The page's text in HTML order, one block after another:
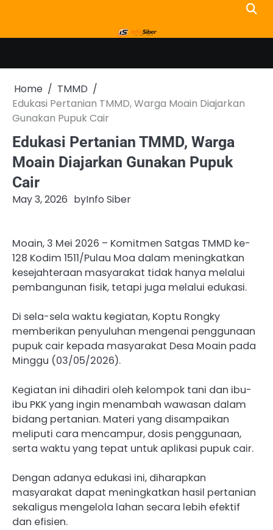
content
Home
TMMD
Edukasi Pertanian TMMD, Warga Moain Diajarkan
Gunakan Pupuk Cair
Edukasi Pertanian TMMD, Warga
Moain Diajarkan Gunakan Pupuk
Cair
May 3, 2026 byInfo Siber
Moain, 3 Mei 2026 – Komitmen Satgas TMMD ke-
128 Kodim 1511/Pulau Moa dalam meningkatkan
kesejahteraan masyarakat tidak hanya melalui
pembangunan fisik, tetapi juga melalui edukasi.
Di sela-sela waktu kegiatan, Koptu Rongky
memberikan penyuluhan mengenai penggunaan
pupuk cair kepada masyarakat Desa Moain pada
Minggu (03/05/2026).
Kegiatan ini dihadiri oleh kelompok tani dan ibu-
ibu PKK yang ingin menambah wawasan dalam
bidang pertanian. Materi yang disampaikan
meliputi cara mencampur, dosis penggunaan,
serta waktu yang tepat untuk aplikasi pupuk cair.
Dengan adanya edukasi ini, diharapkan
masyarakat dapat meningkatkan hasil pertanian
sekaligus mengelola lahan secara lebih efektif
dan efisien.